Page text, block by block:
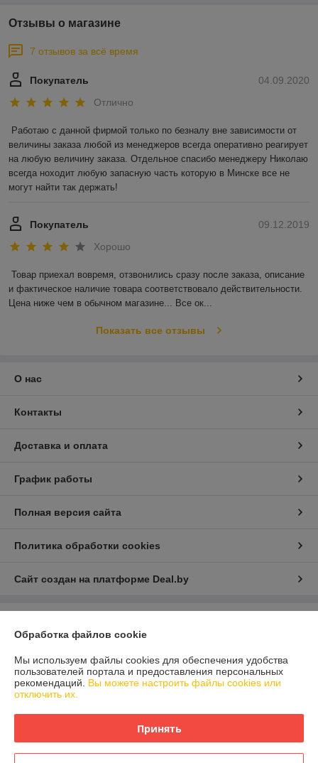
Отзывы о магазине
7 отзывов за всё время
04.09.2020
Покупатель
Отлично
Работаю с данной фирмой только по безналу вне зависимости от
величины заказа любой из менеджеров всегда оперативно реагирует
на любую величину заказа. Отдельное спасибо менеджеру Николаю
всегда ноходит любую запасную часть которую в Минске все не
могут найти так держать!
09.12.2019
Покупатель
Хорошо
Товар приехал вовремя, отзвонились сразу после заказа, описание
и фактическое наличие товара соответствовало действительности.
Цена ниже чем в обычном магазине... Все ок...
Показать все отзывы
О нас
Контакты
Доставка и оплата
График работы
Полная версия сайта
Политика обработки cookies
Сайт создан на платформе Deal.by
212012, г.Могилев, ул.Челюскинцев, 172-Б
Регистрационный номер ЕГР: 790855383
Регистрационный орган: Администрация Октябрьского района
Дата регистрации компании: 24.06.2013
Обработка файлов cookie
Мы используем файлы cookies для обеспечения удобства
пользователей портала и предоставления персональных
рекомендаций. Вы можете настроить файлы cookies или
отключить их.
Принять